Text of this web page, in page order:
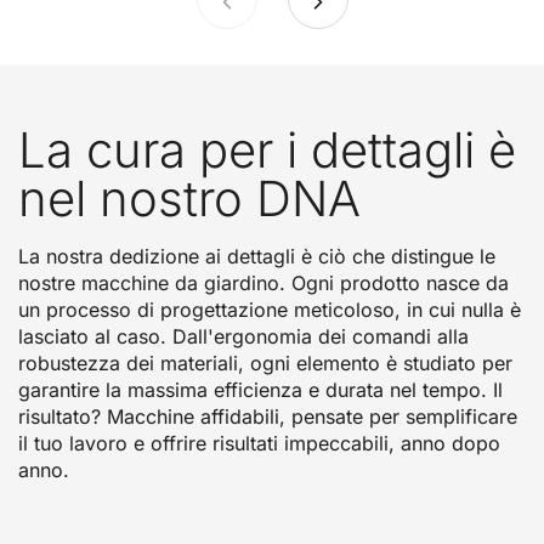
La cura per i dettagli è
nel nostro DNA
La nostra dedizione ai dettagli è ciò che distingue le
nostre macchine da giardino. Ogni prodotto nasce da
un processo di progettazione meticoloso, in cui nulla è
lasciato al caso. Dall'ergonomia dei comandi alla
robustezza dei materiali, ogni elemento è studiato per
garantire la massima efficienza e durata nel tempo. Il
risultato? Macchine affidabili, pensate per semplificare
il tuo lavoro e offrire risultati impeccabili, anno dopo
anno.